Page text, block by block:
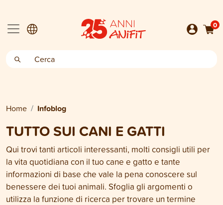
0
Home Infoblog
TUTTO SUI CANI E GATTI
Qui trovi tanti articoli interessanti, molti consigli utili per
la vita quotidiana con il tuo cane e gatto e tante
informazioni di base che vale la pena conoscere sul
benessere dei tuoi animali. Sfoglia gli argomenti o
utilizza la funzione di ricerca per trovare un termine